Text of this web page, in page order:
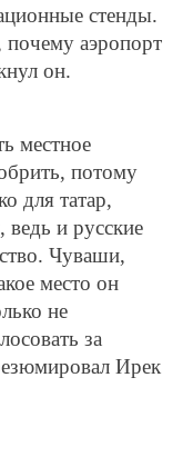
стенды.
аэропорт
он.
местное
потому
для татар,
и русские
Чуваши,
место он
не
за
Ирек